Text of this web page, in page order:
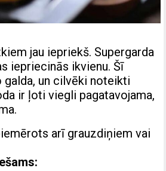
jau iepriekš. Supergarda
iepriecinās ikvienu.Šī
galda, un cilvēki noteikti
ir ļoti viegli pagatavojama,
arī grauzdiņiem vai